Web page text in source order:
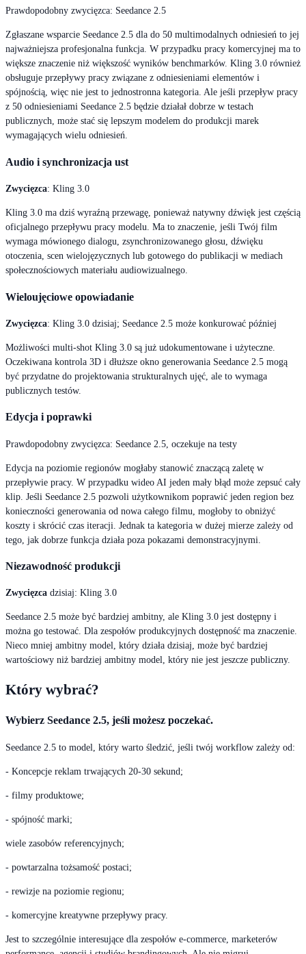
Prawdopodobny zwycięzca: Seedance 2.5
Zgłaszane wsparcie Seedance 2.5 dla do 50 multimodalnych odniesień to jej
najważniejsza profesjonalna funkcja. W przypadku pracy komercyjnej ma to
większe znaczenie niż większość wyników benchmarków. Kling 3.0 również
obsługuje przepływy pracy związane z odniesieniami elementów i
spójnością, więc nie jest to jednostronna kategoria. Ale jeśli przepływ pracy
z 50 odniesieniami Seedance 2.5 będzie działał dobrze w testach
publicznych, może stać się lepszym modelem do produkcji marek
wymagających wielu odniesień.
Audio i synchronizacja ust
Zwycięzca: Kling 3.0
Kling 3.0 ma dziś wyraźną przewagę, ponieważ natywny dźwięk jest częścią
oficjalnego przepływu pracy modelu. Ma to znaczenie, jeśli Twój film
wymaga mówionego dialogu, zsynchronizowanego głosu, dźwięku
otoczenia, scen wielojęzycznych lub gotowego do publikacji w mediach
społecznościowych materiału audiowizualnego.
Wieloujęciowe opowiadanie
Zwycięzca: Kling 3.0 dzisiaj; Seedance 2.5 może konkurować później
Możliwości multi-shot Kling 3.0 są już udokumentowane i użyteczne.
Oczekiwana kontrola 3D i dłuższe okno generowania Seedance 2.5 mogą
być przydatne do projektowania strukturalnych ujęć, ale to wymaga
publicznych testów.
Edycja i poprawki
Prawdopodobny zwycięzca: Seedance 2.5, oczekuje na testy
Edycja na poziomie regionów mogłaby stanowić znaczącą zaletę w
przepływie pracy. W przypadku wideo AI jeden mały błąd może zepsuć cały
klip. Jeśli Seedance 2.5 pozwoli użytkownikom poprawić jeden region bez
konieczności generowania od nowa całego filmu, mogłoby to obniżyć
koszty i skrócić czas iteracji. Jednak ta kategoria w dużej mierze zależy od
tego, jak dobrze funkcja działa poza pokazami demonstracyjnymi.
Niezawodność produkcji
Zwycięzca dzisiaj: Kling 3.0
Seedance 2.5 może być bardziej ambitny, ale Kling 3.0 jest dostępny i
można go testować. Dla zespołów produkcyjnych dostępność ma znaczenie.
Nieco mniej ambitny model, który działa dzisiaj, może być bardziej
wartościowy niż bardziej ambitny model, który nie jest jeszcze publiczny.
Który wybrać?
Wybierz Seedance 2.5, jeśli możesz poczekać.
Seedance 2.5 to model, który warto śledzić, jeśli twój workflow zależy od:
- Koncepcje reklam trwających 20-30 sekund;
- filmy produktowe;
- spójność marki;
wiele zasobów referencyjnych;
- powtarzalna tożsamość postaci;
- rewizje na poziomie regionu;
- komercyjne kreatywne przepływy pracy.
Jest to szczególnie interesujące dla zespołów e-commerce, marketerów